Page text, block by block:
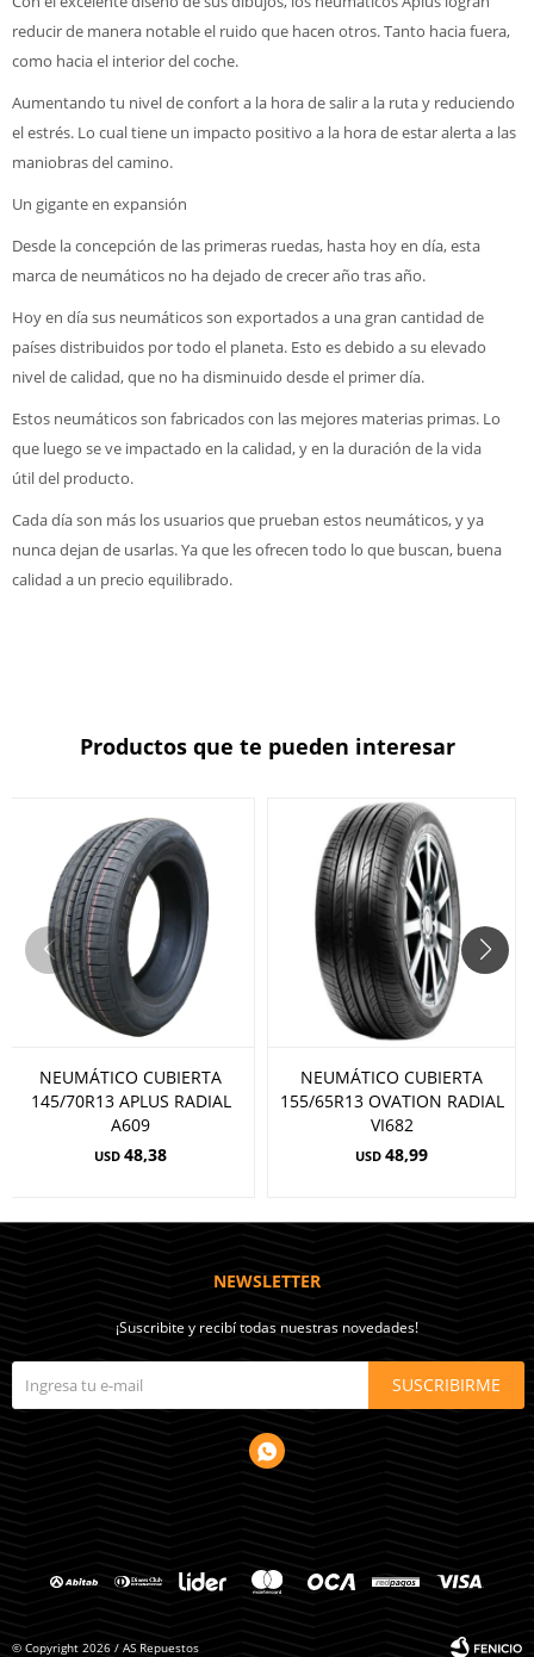
reducir de manera notable el ruido que hacen otros. Tanto hacia fuera,
como hacia el interior del coche.
Aumentando tu nivel de confort a la hora de salir a la ruta y reduciendo
el estrés. Lo cual tiene un impacto positivo a la hora de estar alerta a las
maniobras del camino.
Un gigante en expansión
Desde la concepción de las primeras ruedas, hasta hoy en día, esta
marca de neumáticos no ha dejado de crecer año tras año.
Hoy en día sus neumáticos son exportados a una gran cantidad de
países distribuidos por todo el planeta. Esto es debido a su elevado
nivel de calidad, que no ha disminuido desde el primer día.
Estos neumáticos son fabricados con las mejores materias primas. Lo
que luego se ve impactado en la calidad, y en la duración de la vida
útil del producto.
Cada día son más los usuarios que prueban estos neumáticos, y ya
nunca dejan de usarlas. Ya que les ofrecen todo lo que buscan, buena
calidad a un precio equilibrado.
Productos que te pueden interesar
NEUMÁTICO CUBIERTA
145/70R13 APLUS RADIAL
A609
USD 48,38
NEUMÁTICO CUBIERTA
155/65R13 OVATION RADIAL
VI682
USD 48,99
NEWSLETTER
¡Suscribite y recibí todas nuestras novedades!
SUSCRIBIRME

© Copyright 2026 / AS Repuestos